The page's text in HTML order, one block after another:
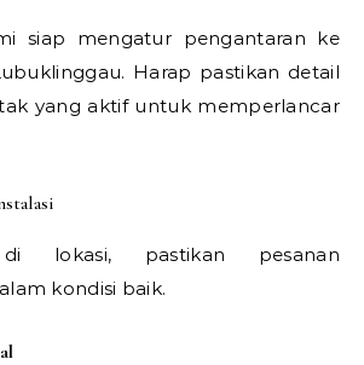
siap mengatur pengantaran ke
Harap pastikan detail
yang aktif untuk memperlancar
di lokasi, pastikan pesanan
kondisi baik.